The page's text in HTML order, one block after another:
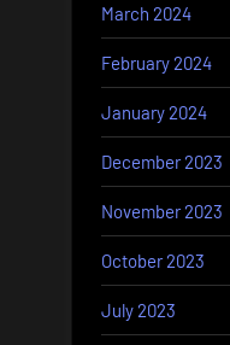
March 2024
February 2024
January 2024
December 2023
November 2023
October 2023
July 2023